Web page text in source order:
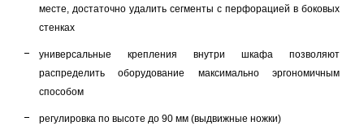
месте, достаточно удалить сегменты с перфорацией в боковых
стенках
универсальные крепления внутри шкафа позволяют
распределить оборудование максимально эргономичным
способом
регулировка по высоте до 90 мм (выдвижные ножки)